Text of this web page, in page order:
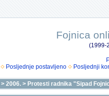
Fojnica
(1999-
Posljednje postavljeno Posljednji
> 2006. > Protesti radnika "Sipad